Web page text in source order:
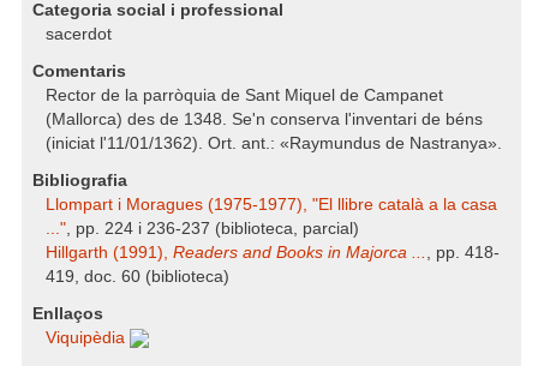
Categoria social i professional
sacerdot
Comentaris
Rector de la parròquia de Sant Miquel de Campanet
(Mallorca) des de 1348. Se'n conserva l'inventari de béns
(iniciat l'11/01/1362). Ort. ant.: «Raymundus de Nastranya».
Bibliografia
Llompart i Moragues (1975-1977), "El llibre català a la casa
...", pp. 224 i 236-237 (biblioteca, parcial)
Hillgarth (1991), Readers and Books in Majorca ... , pp. 418-
419, doc. 60 (biblioteca)
Enllaços
Viquipèdia